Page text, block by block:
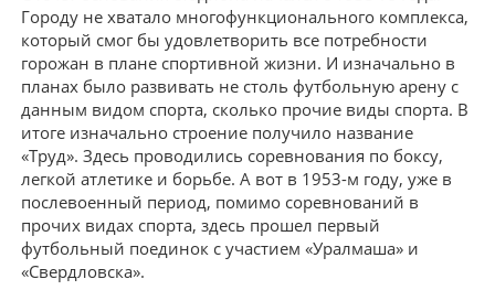
Городу не хватало многофункционального комплекса,
который смог бы удовлетворить все потребности
горожан в плане спортивной жизни. И изначально в
планах было развивать не столь футбольную арену с
данным видом спорта, сколько прочие виды спорта. В
итоге изначально строение получило название
«Труд». Здесь проводились соревнования по боксу,
легкой атлетике и борьбе. А вот в 1953-м году, уже в
послевоенный период, помимо соревнований в
прочих видах спорта, здесь прошел первый
футбольный поединок с участием «Уралмаша» и
«Свердловска».